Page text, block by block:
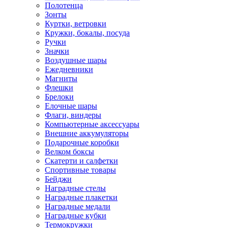
Полотенца
Зонты
Куртки, ветровки
Кружки, бокалы, посуда
Ручки
Значки
Воздушные шары
Ежедневники
Магниты
Флешки
Брелоки
Елочные шары
Флаги, виндеры
Компьютерные аксессуары
Внешние аккумуляторы
Подарочные коробки
Велком боксы
Скатерти и салфетки
Спортивные товары
Бейджи
Наградные стелы
Наградные плакетки
Наградные медали
Наградные кубки
Термокружки